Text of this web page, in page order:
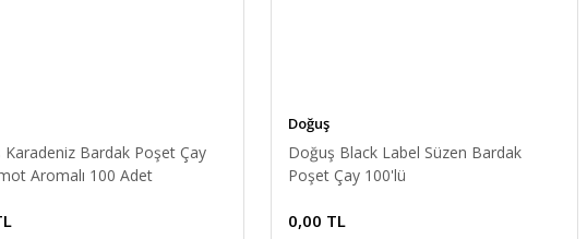
Karadeniz Bardak Poşet Çay
Aromalı 100 Adet
Doğuş
Doğuş Black Label Süzen Bardak
Poşet Çay 100'lü
0,00 TL